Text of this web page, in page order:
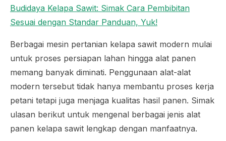
Budidaya Kelapa Sawit: Simak Cara Pembibitan
Sesuai dengan Standar Panduan, Yuk!
Berbagai mesin pertanian kelapa sawit modern mulai
untuk proses persiapan lahan hingga alat panen
memang banyak diminati. Penggunaan alat-alat
modern tersebut tidak hanya membantu proses kerja
petani tetapi juga menjaga kualitas hasil panen. Simak
ulasan berikut untuk mengenal berbagai jenis alat
panen kelapa sawit lengkap dengan manfaatnya.